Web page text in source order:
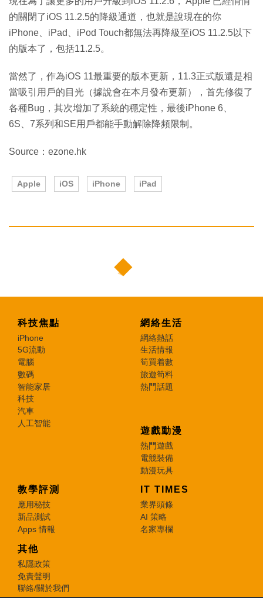
的關閉了iOS 11.2.5的降級通道，也就是說現在的你
iPhone、iPad、iPod Touch都無法再降級至iOS 11.2.5以下
的版本了，包括11.2.5。
當然了，作為iOS 11最重要的版本更新，11.3正式版還是相
當吸引用戶的目光（據說會在本月發布更新），首先修復了
各種Bug，其次增加了系統的穩定性，最後iPhone 6、
6S、7系列和SE用戶都能手動解除降頻限制。
Source：ezone.hk
Apple iOS iPhone iPad
科技焦點
iPhone
5G流動
電腦
數碼
智能家居
科技
汽車
人工智能
網絡生活
網絡熱話
生活情報
筍買着數
旅遊筍料
熱門話題
遊戲動漫
熱門遊戲
電競裝備
動漫玩具
教學評測
應用秘技
新品測試
Apps 情報
IT TIMES
業界頭條
AI 策略
名家專欄
其他
私隱政策
免責聲明
聯絡/關於我們